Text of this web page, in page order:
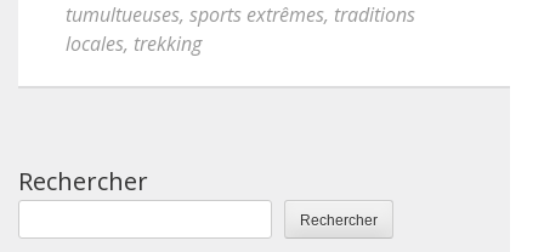
tumultueuses, sports extrêmes, traditions
locales, trekking
Rechercher
Rechercher